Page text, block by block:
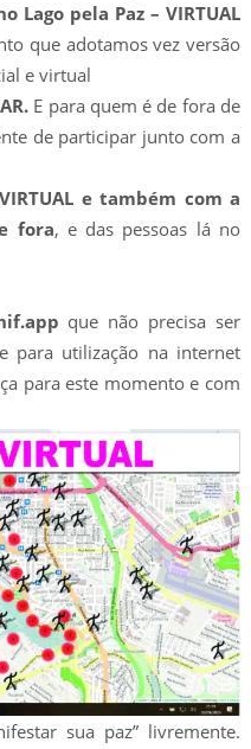
Lago pela Paz – VIRTUAL
que adotamos vez versão
e virtual
E para quem é de fora de
de participar junto com a
e também com a
fora, e das pessoas lá no
que não precisa ser
para utilização na internet
para este momento e com
sua paz” livremente.